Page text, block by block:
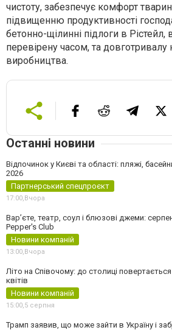
чистоту, забезпечує комфорт
підвищенню продуктивності
бетонно-щілинні підлоги в Рістейл,
перевірену часом, та довготривалу
виробництва.
Останні новини
Відпочинок у Києві та області: пляжі,
2026
Партнерський спецпроєкт
17:00,Вчора
Вар’єте, театр, соул і блюзові джеми:
Pepper's Club
Новини компаній
13:00,Вчора
Літо на Співочому: до столиці
квітів
Новини компаній
15:00,5 серпня
Трамп заявив, що може зайти в Україну і